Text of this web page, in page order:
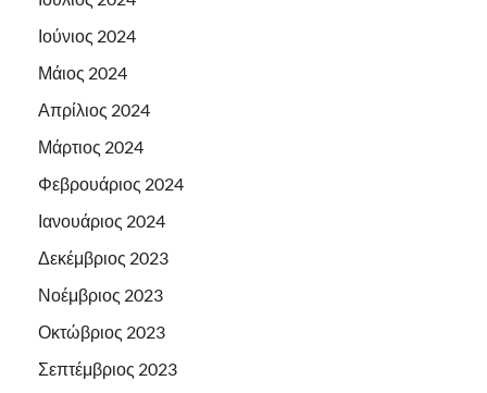
Ιούνιος 2024
Μάιος 2024
Απρίλιος 2024
Μάρτιος 2024
Φεβρουάριος 2024
Ιανουάριος 2024
Δεκέμβριος 2023
Νοέμβριος 2023
Οκτώβριος 2023
Σεπτέμβριος 2023